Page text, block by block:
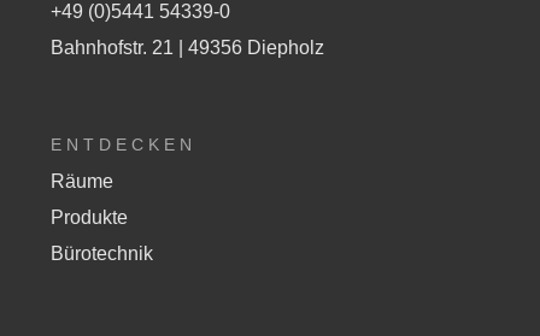
+49 (0)5441 54339-0
Bahnhofstr. 21 | 49356 Diepholz
ENTDECKEN
Räume
Produkte
Bürotechnik